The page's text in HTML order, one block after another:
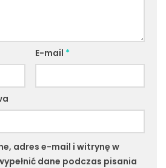
E-mail *
adres e-mail i witrynę w
dane podczas pisania